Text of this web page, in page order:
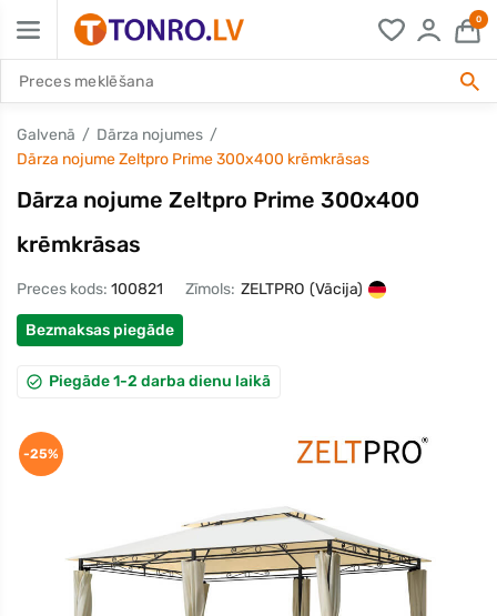
0
Galvenā
Dārza nojumes
Dārza nojume Zeltpro Prime 300x400 krēmkrāsas
Dārza nojume Zeltpro Prime 300x400
krēmkrāsas
Preces kods: 100821 Zīmols: ZELTPRO (Vācija)
Bezmaksas piegāde
Piegāde 1-2 darba dienu laikā
-25%